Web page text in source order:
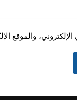
والموقع